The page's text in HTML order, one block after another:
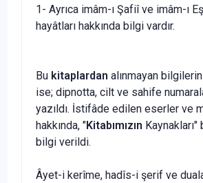
1- Ayrıca imâm-ı Şafiî ve imâm-ı
hayâtları hakkında bilgi vardır.
Bu kitaplardan alınmayan bilgilerin
ise; dip­notta, cilt ve sahife
yazıldı. İstifâde edilen eserler ve
hakkında, "Kitabımızın
bilgi verildi.
Âyet-i kerîme, hadîs-i şerif ve